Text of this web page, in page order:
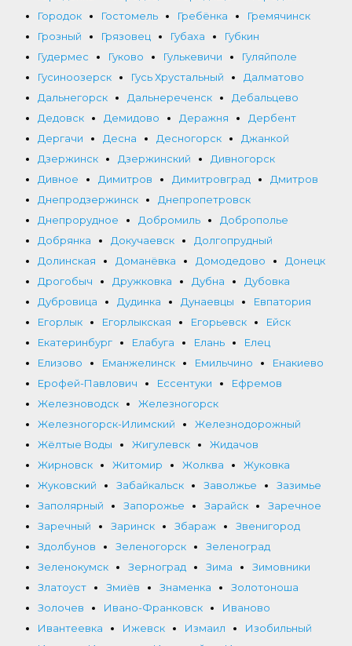
Городок
Гостомель Гребёнка
Гремячинск
Грозный
Грязовец Губаха
Губкин
Гудермес
Гуково Гулькевичи
Гуляйполе
Гусиноозерск
Гусь Хрустальный
Далматово
Дальнегорск
Дальнереченск
Дебальцево
Дедовск
Демидово Деражня
Дербент
Дергачи
Десна Десногорск
Джанкой
Дзержинск
Дзержинский
Дивногорск
Дивное
Димитров Димитровград
Дмитров
Днепродзержинск
Днепропетровск
Днепрорудное
Добромиль
Доброполье
Добрянка
Докучаевск
Долгопрудный
Долинская
Доманёвка Домодедово
Донецк
Дрогобыч
Дружковка Дубна
Дубовка
Дубровица
Дудинка Дунаевцы
Евпатория
Егорлык
Егорлыкская Егорьевск
Ейск
Екатеринбург
Елабуга Елань
Елец
Елизово
Еманжелинск Емильчино
Енакиево
Ерофей-Павлович
Ессентуки
Ефремов
Железноводск
Железногорск
Железногорск-Илимский
Железнодорожный
Жёлтые Воды
Жигулевск
Жидачов
Жирновск
Житомир Жолква
Жуковка
Жуковский
Забайкальск Заволжье
Зазимье
Заполярный
Запорожье Зарайск
Заречное
Заречный
Заринск Збараж
Звенигород
Здолбунов
Зеленогорск
Зеленоград
Зеленокумск
Зерноград Зима
Зимовники
Златоуст
Змиёв Знаменка
Золотоноша
Золочев
Ивано-Франковск
Иваново
Ивантеевка
Ижевск Измаил
Изобильный